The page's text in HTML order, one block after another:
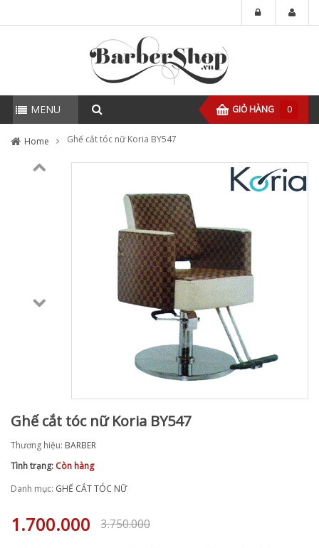
MENU GIỎ HÀNG 0
Home Ghế cắt tóc nữ Koria BY547
Ghế cắt tóc nữ Koria BY547
Thương hiệu: BARBER
Tình trạng: Còn hàng
Danh mục: GHẾ CẮT TÓC NỮ
3.750.000
1.700.000